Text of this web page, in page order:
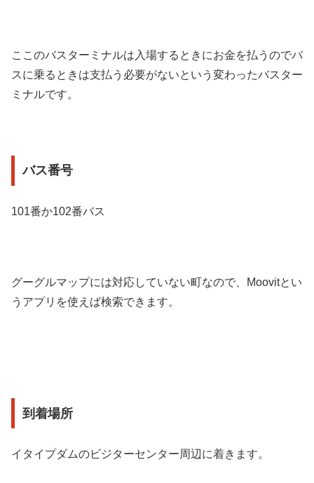
ここのバスターミナルは入場するときにお金を払うのでバ
スに乗るときは支払う必要がないという変わったバスター
ミナルです。
バス番号
101番か102番バス
グーグルマップには対応していない町なので、Moovitとい
うアプリを使えば検索できます。
到着場所
イタイプダムのビジターセンター周辺に着きます。